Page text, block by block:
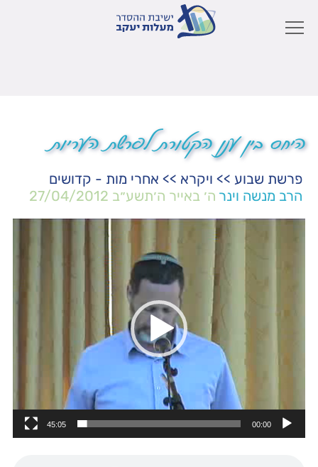
היחס בין ענן הקטורת לפרשת העריות
פרשת שבוע >> ויקרא >> אחרי מות - קדושים
הרב מנשה וינר ה׳ באייר ה׳תשע״ב 27/04/2012
00:00
45:05